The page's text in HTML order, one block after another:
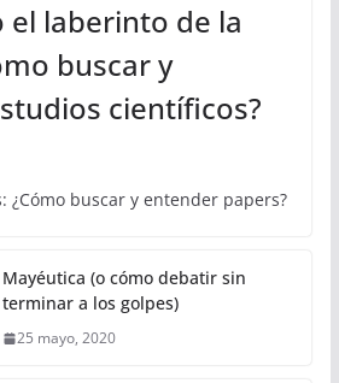
el laberinto de la
buscar y
científicos?
¿Cómo buscar y entender papers?
Mayéutica (o cómo debatir sin
terminar a los golpes)
25 mayo, 2020